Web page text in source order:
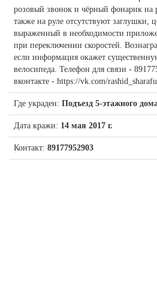
розовый звонок и чёрный фонарик на
также на руле отсутствуют заглушки,
выраженный в необходимости
при переключении скоростей.
если информация окажет
велосипеда. Телефон для связи -
вконтакте - https://vk.com/
Где украден: Подъезд 5-этажного
Дата кражи: 14 мая 2017 г.
Контакт: 89177952903